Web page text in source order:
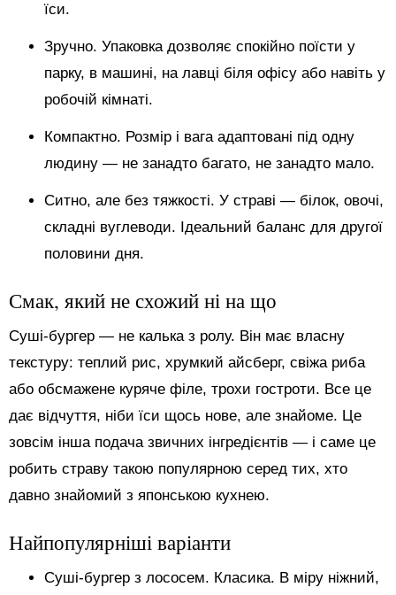
їси.
Зручно. Упаковка дозволяє спокійно поїсти у
парку, в машині, на лавці біля офісу або навіть у
робочій кімнаті.
Компактно. Розмір і вага адаптовані під одну
людину — не занадто багато, не занадто мало.
Ситно, але без тяжкості. У страві — білок, овочі,
складні вуглеводи. Ідеальний баланс для другої
половини дня.
Смак, який не схожий ні на що
Суші-бургер — не калька з ролу. Він має власну
текстуру: теплий рис, хрумкий айсберг, свіжа риба
або обсмажене куряче філе, трохи гостроти. Все це
дає відчуття, ніби їси щось нове, але знайоме. Це
зовсім інша подача звичних інгредієнтів — і саме це
робить страву такою популярною серед тих, хто
давно знайомий з японською кухнею.
Найпопулярніші варіанти
Суші-бургер з лососем. Класика. В міру ніжний,